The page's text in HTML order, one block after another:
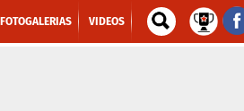
FOTOGALERIAS VIDEOS